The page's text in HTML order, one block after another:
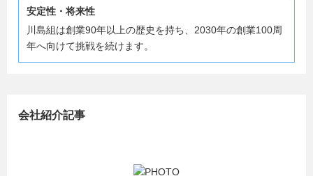
安定性・将来性
川島組は創業90年以上の歴史を持ち、2030年の創業100周
年へ向けて挑戦を続けます。
会社紹介記事